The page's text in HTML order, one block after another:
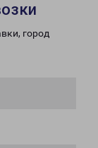
город